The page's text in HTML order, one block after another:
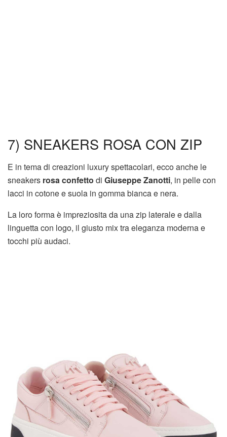
7) SNEAKERS ROSA CON ZIP
E in tema di creazioni luxury spettacolari, ecco anche le
sneakers rosa confetto di Giuseppe Zanotti, in pelle con
lacci in cotone e suola in gomma bianca e nera.
La loro forma è impreziosita da una zip laterale e dalla
linguetta con logo, il giusto mix tra eleganza moderna e
tocchi più audaci.